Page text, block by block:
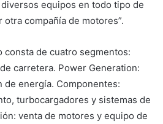
equipos en todo tipo de
compañía de motores”.
consta de cuatro segmentos:
carretera. Power Generation:
de energía. Componentes:
turbocargadores y sistemas de
venta de motores y equipo de